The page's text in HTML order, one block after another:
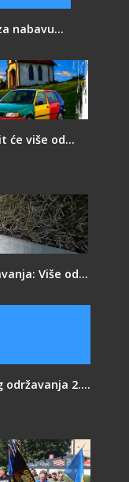
nabavu...
će više od...
Više od...
2....